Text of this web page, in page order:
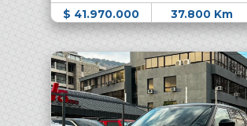
$ 41.970.000 37.800 Km